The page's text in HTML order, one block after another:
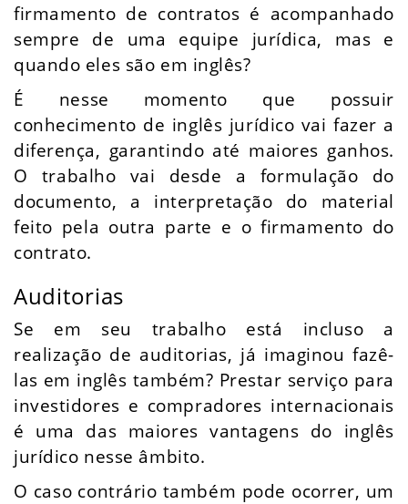
firmamento de contratos é acompanhado
sempre de uma equipe jurídica, mas e
quando eles são em inglês?
É nesse momento que possuir
conhecimento de inglês jurídico vai fazer a
diferença, garantindo até maiores ganhos.
O trabalho vai desde a formulação do
documento, a interpretação do material
feito pela outra parte e o firmamento do
contrato.
Auditorias
Se em seu trabalho está incluso a
realização de auditorias, já imaginou fazê-
las em inglês também? Prestar serviço para
investidores e compradores internacionais
é uma das maiores vantagens do inglês
jurídico nesse âmbito.
O caso contrário também pode ocorrer, um